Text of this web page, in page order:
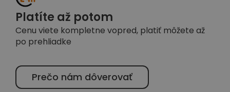
Platíte až potom
Cenu viete kompletne vopred, platiť môžete až
po prehliadke
Prečo nám dôverovať